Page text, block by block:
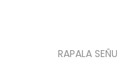
RAPALA